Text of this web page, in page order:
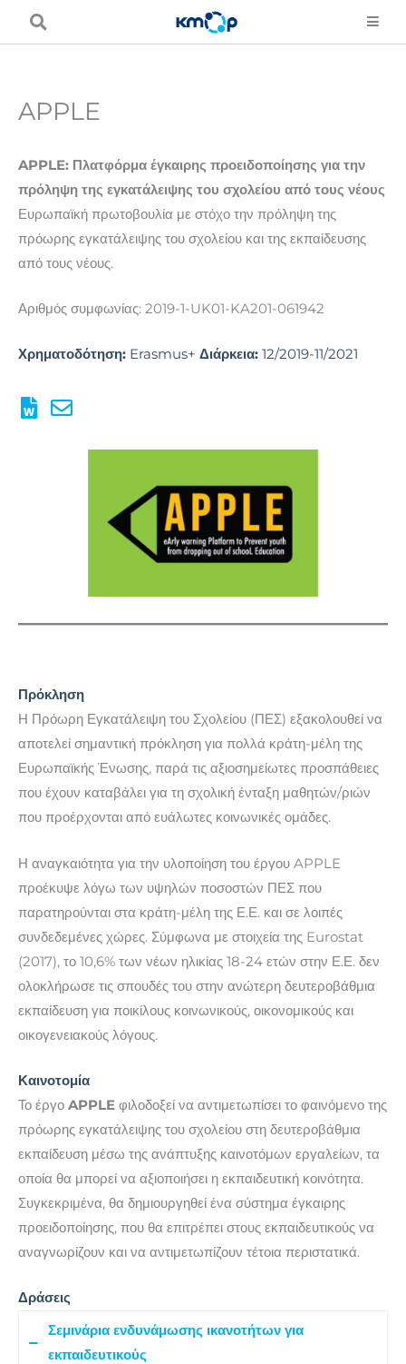
Μετάβαση
APPLE
APPLE: Πλατφόρμα έγκαιρης προειδοποίησης για την
πρόληψη της εγκατάλειψης του σχολείου από τους νέους
Ευρωπαϊκή πρωτοβουλία με στόχο την πρόληψη της
πρόωρης εγκατάλειψης του σχολείου και της εκπαίδευσης
από τους νέους.
Αριθμός συμφωνίας: 2019-1-UK01-KA201-061942
Χρηματοδότηση: Erasmus+ Διάρκεια: 12/2019-11/2021
Πρόκληση
Η Πρόωρη Εγκατάλειψη του Σχολείου (ΠΕΣ) εξακολουθεί να
αποτελεί σημαντική πρόκληση για πολλά κράτη-μέλη της
Ευρωπαϊκής Ένωσης, παρά τις αξιοσημείωτες προσπάθειες
που έχουν καταβάλει για τη σχολική ένταξη μαθητών/ριών
που προέρχονται από ευάλωτες κοινωνικές ομάδες.
Η αναγκαιότητα για την υλοποίηση του έργου APPLE
προέκυψε λόγω των υψηλών ποσοστών ΠΕΣ που
παρατηρούνται στα κράτη-μέλη της Ε.Ε. και σε λοιπές
συνδεδεμένες χώρες. Σύμφωνα με στοιχεία της Eurostat
(2017), το 10,6% των νέων ηλικίας 18-24 ετών στην Ε.Ε. δεν
ολοκλήρωσε τις σπουδές του στην ανώτερη δευτεροβάθμια
εκπαίδευση για ποικίλους κοινωνικούς, οικονομικούς και
οικογενειακούς λόγους.
Καινοτομία
Το έργο APPLE φιλοδοξεί να αντιμετωπίσει το φαινόμενο της
πρόωρης εγκατάλειψης του σχολείου στη δευτεροβάθμια
εκπαίδευση μέσω της ανάπτυξης καινοτόμων εργαλείων, τα
οποία θα μπορεί να αξιοποιήσει η εκπαιδευτική κοινότητα.
Συγκεκριμένα, θα δημιουργηθεί ένα σύστημα έγκαιρης
προειδοποίησης, που θα επιτρέπει στους εκπαιδευτικούς να
αναγνωρίζουν και να αντιμετωπίζουν τέτοια περιστατικά.
Δράσεις
Σεμινάρια ενδυνάμωσης ικανοτήτων για
εκπαιδευτικούς